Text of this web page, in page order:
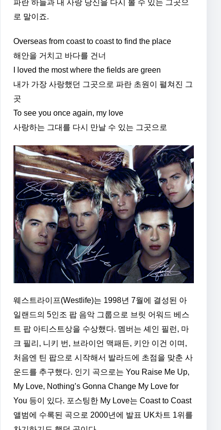
파란 하늘과 내 사랑 당신을 다시 볼 수 있는 그곳으
로 말이죠.
Overseas from coast to coast to find the place
해안을 거치고 바다를 건너
I loved the most where the fields are green
내가 가장 사랑했던 그곳으로 파란 초원이 펼쳐진 그
곳
To see you once again, my love
사랑하는 그대를 다시 만날 수 있는 그곳으로
웨스트라이프(Westlife)는 1998년 7월에 결성된 아
일랜드의 5인조 팝 음악 그룹으로 브릿 어워드 베스
트 팝 아티스트상을 수상했다. 멤버는 셰인 필런, 마
크 필리, 니키 번, 브라이언 맥패든, 키안 이건 이며,
처음엔 틴 팝으로 시작해서 발라드에 초점을 맞춘 사
운드를 추구했다. 인기 곡으로는 You Raise Me Up,
My Love, Nothing’s Gonna Change My Love for
You 등이 있다. 포스팅한 My Love는 Coast to Coast
앨범에 수록된 곡으로 2000년에 발표 UK차트 1위를